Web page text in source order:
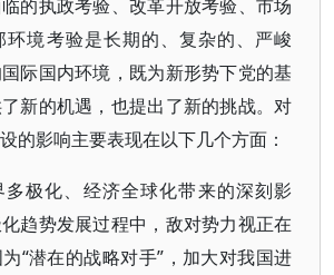
的执政考验、改革开放考验、市场
环境考验是长期的、复杂的、严峻
际国内环境，既为新形势下党的基
新的机遇，也提出了新的挑战。对
的影响主要表现在以下几个方面：
极化、经济全球化带来的深刻影
趋势发展过程中，敌对势力视正在
“潜在的战略对手”，加大对我国进